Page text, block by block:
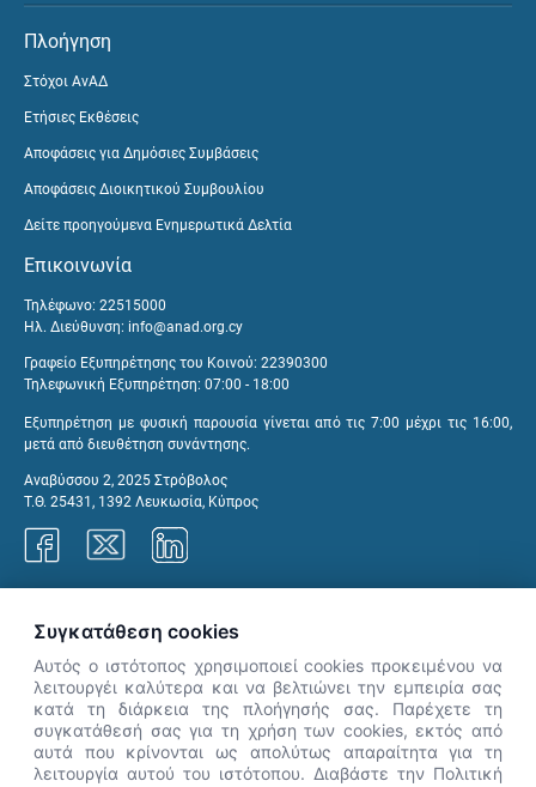
Πλοήγηση
Στόχοι ΑνΑΔ
Ετήσιες Εκθέσεις
Αποφάσεις για Δημόσιες Συμβάσεις
Αποφάσεις Διοικητικού Συμβουλίου
Δείτε προηγούμενα Ενημερωτικά Δελτία
Επικοινωνία
Τηλέφωνο: 22515000
Ηλ. Διεύθυνση: info@anad.org.cy
Γραφείο Εξυπηρέτησης του Κοινού: 22390300
Τηλεφωνική Εξυπηρέτηση: 07:00 - 18:00
Εξυπηρέτηση με φυσική παρουσία γίνεται από τις 7:00 μέχρι τις 16:00,
μετά από διευθέτηση συνάντησης.
Αναβύσσου 2, 2025 Στρόβολος
Τ.Θ. 25431, 1392 Λευκωσία, Κύπρος
👋 Καλώς ήρθες! Είμαι η Νόησις.
Πες μου πώς μπορώ να σε βοηθήσω
Συγκατάθεση cookies
Αυτός ο ιστότοπος χρησιμοποιεί cookies προκειμένου να
λειτουργέι καλύτερα και να βελτιώνει την εμπειρία σας
κατά τη διάρκεια της πλοήγησής σας. Παρέχετε τη
συγκατάθεσή σας για τη χρήση των cookies, εκτός από
αυτά που κρίνονται ως απολύτως απαραίτητα για τη
λειτουργία αυτού του ιστότοπου. Διαβάστε την Πολιτική